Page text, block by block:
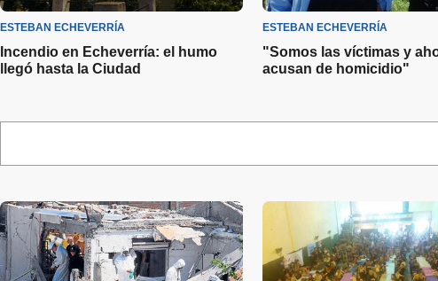
ESTEBAN ECHEVERRÍA
Incendio en Echeverría: el humo
llegó hasta la Ciudad
ESTEBAN ECHEVERRÍA
"Somos las víctimas y
acusan de homicidio"